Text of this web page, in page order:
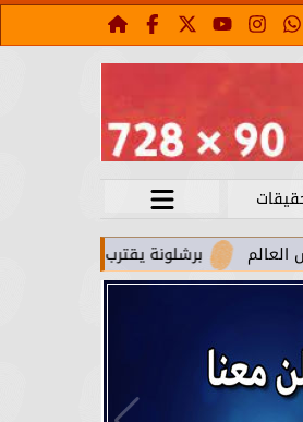
برشلونة يقترب من استعادة جواو كانسيلو